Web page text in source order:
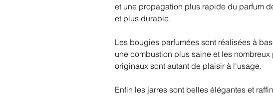
et une propagation plus rapide du parfum
et plus durable.
Les bougies parfumées sont réalisées à
une combustion plus saine et les
originaux sont autant de plaisir à l'usage.
Enfin les jarres sont belles élégantes et